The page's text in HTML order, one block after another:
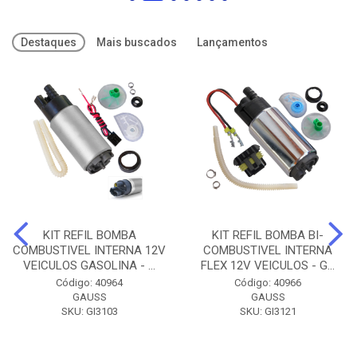
Destaques Mais buscados Lançamentos
KIT REFIL BOMBA
COMBUSTIVEL INTERNA 12V
VEICULOS GASOLINA - ...
Código: 40964
GAUSS
SKU: GI3103
KIT REFIL BOMBA BI-
COMBUSTIVEL INTERNA
FLEX 12V VEICULOS - G...
Código: 40966
GAUSS
SKU: GI3121